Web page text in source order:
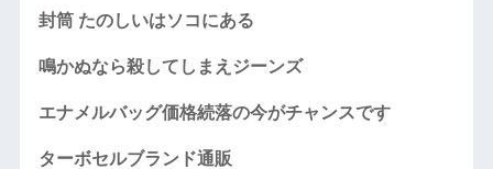
封筒 たのしいはソコにある
鳴かぬなら殺してしまえジーンズ
エナメルバッグ価格続落の今がチャンスです
ターボセルブランド通販